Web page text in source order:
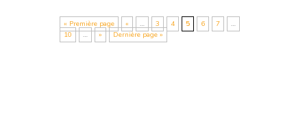
« Première page « … 3 4 5 6 7
…
10
… » Dernière page »